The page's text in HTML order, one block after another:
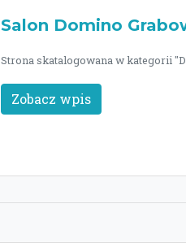
Salon Domino
Strona skatalogowana w kategorii
Zobacz wpis